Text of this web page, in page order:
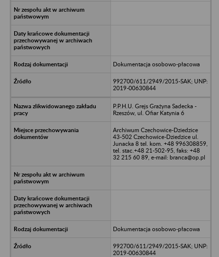
Dokumentacja osobowo-płacowa
992700/611/2949/2015-SAK; UNP:
2019-00630844
P.P.H.U. Grejs Grażyna Sadecka -
Rzeszów, ul. Ofiar Katynia 6
Archiwum Czechowice-Dziedzice
43-502 Czechowice-Dziedzice ul.
Junacka 8 tel. kom. +48 996308859,
tel. stac.+48 21-502-95, faks: +48
32 215 60 89, e-mail: branca@op.pl
Dokumentacja osobowo-płacowa
992700/611/2949/2015-SAK; UNP:
2019-00630844